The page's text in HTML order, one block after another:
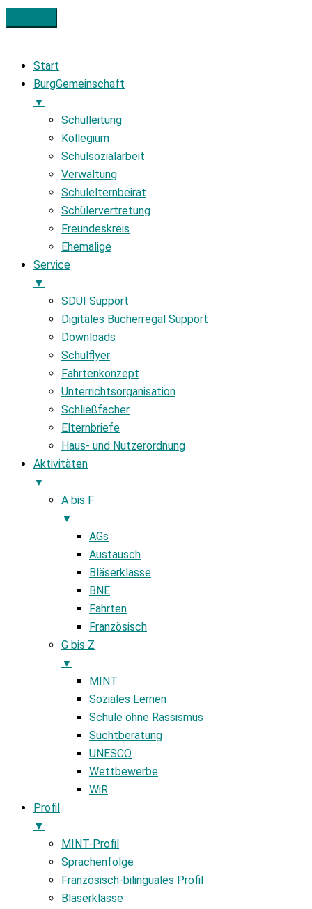
Start
BurgGemeinschaft
▼
Schulleitung
Kollegium
Schulsozialarbeit
Verwaltung
Schulelternbeirat
Schülervertretung
Freundeskreis
Ehemalige
Service
▼
SDUI Support
Digitales Bücherregal Support
Downloads
Schulflyer
Fahrtenkonzept
Unterrichtsorganisation
Schließfächer
Elternbriefe
Haus- und Nutzerordnung
Aktivitäten
▼
A bis F
▼
AGs
Austausch
Bläserklasse
BNE
Fahrten
Französisch
G bis Z
▼
MINT
Soziales Lernen
Schule ohne Rassismus
Suchtberatung
UNESCO
Wettbewerbe
WiR
Profil
▼
MINT-Profil
Sprachenfolge
Französisch-bilinguales Profil
Bläserklasse